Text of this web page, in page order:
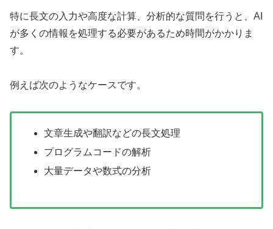
特に長文の入力や高度な計算、分析的な質問を行うと、AI
が多くの情報を処理する必要があるため時間がかかりま
す。
例えば次のようなケースです。
文章生成や翻訳などの長文処理
プログラムコードの解析
大量データや数式の分析